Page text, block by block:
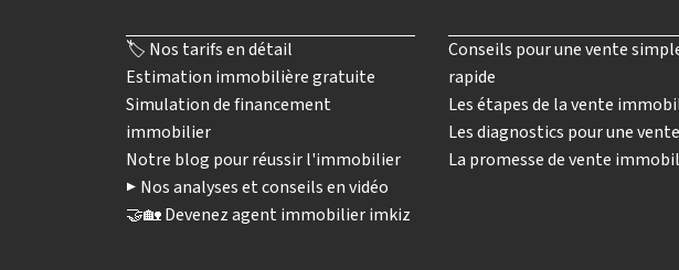
🏷️ Nos tarifs en détail
Estimation immobilière gratuite
Simulation de financement
immobilier
Notre blog pour réussir l'immobilier
▶️ Nos analyses et conseils en vidéo
🤝🏡 Devenez agent immobilier imkiz
Conseils pour une vente
rapide
Les étapes de la vente
Les diagnostics pour une vente
La promesse de vente